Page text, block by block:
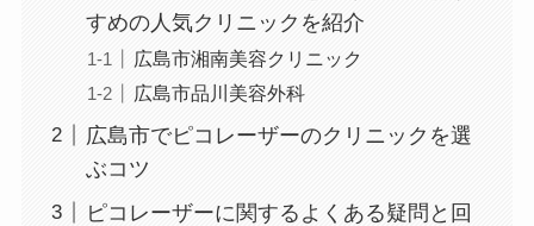
すめの人気クリニックを紹介
広島市湘南美容クリニック
広島市品川美容外科
広島市でピコレーザーのクリニックを選
ぶコツ
ピコレーザーに関するよくある疑問と回